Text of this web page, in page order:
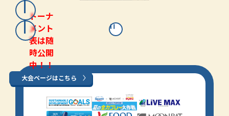
トーナ
メント
表は随
時公開
中！！
大会ページはこちら